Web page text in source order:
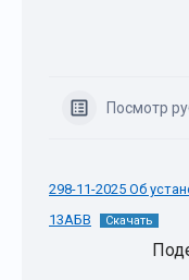
Посмотр
298-11-2025 Об
13АБВ
Скачать